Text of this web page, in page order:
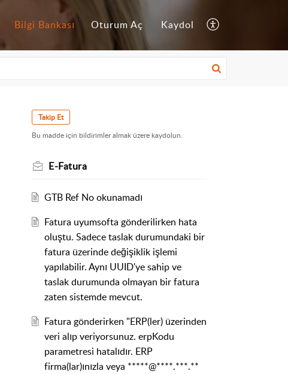
Bilgi Bankası Oturum Aç Kaydol
Takip Et
Bu madde için bildirimler almak üzere kaydolun.
E-Fatura
GTB Ref No okunamadı
Fatura uyumsofta gönderilirken hata
oluştu. Sadece taslak durumundaki bir
fatura üzerinde değişiklik işlemi
yapılabilir. Aynı UUID'ye sahip ve
taslak durumunda olmayan bir fatura
zaten sistemde mevcut.
Fatura gönderirken "ERP(ler) üzerinden
veri alıp veriyorsunuz. erpKodu
parametresi hatalıdır. ERP
firma(lar)ınızla veya *****@****.***.**